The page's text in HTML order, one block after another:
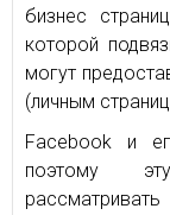
бизнес
которой
могут
(личным
Facebook и
поэтому